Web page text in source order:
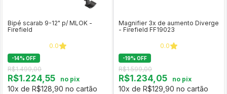
Bipé scarab 9-12" p/ MLOK -
Firefield
0.0
-14% OFF
R$1.499,00
R$1.224,55 no pix
10x de R$128,90 no cartão
Magnifier 3x de aumento Diverge
- Firefield FF19023
0.0
-19% OFF
R$1.599,00
R$1.234,05 no pix
10x de R$129,90 no cartão